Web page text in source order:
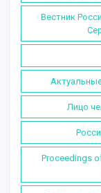
Вестник
Лицо
Proceedings